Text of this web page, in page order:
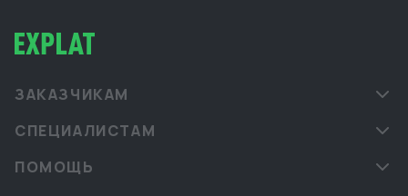
ЗАКАЗЧИКАМ
СПЕЦИАЛИСТАМ
ПОМОЩЬ